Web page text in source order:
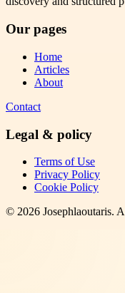
Our pages
Home
Articles
About
Contact
Legal & policy
Terms of Use
Privacy Policy
Cookie Policy
© 2026 Josephlaoutaris.